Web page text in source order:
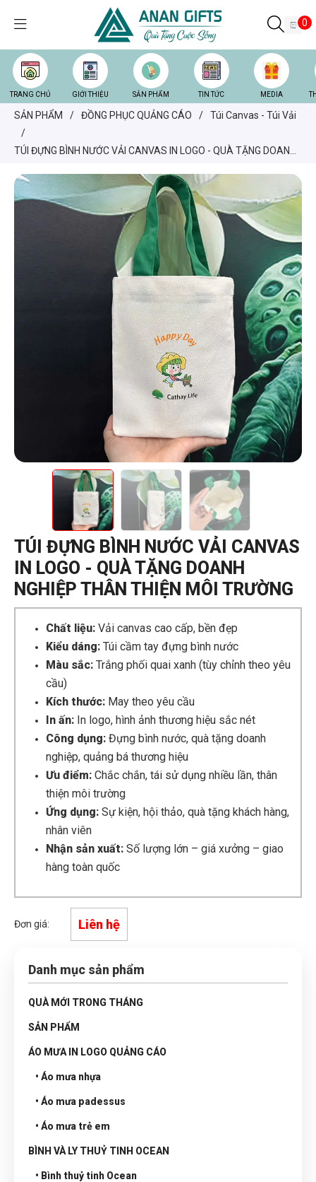
0
TRANG CHỦ GIỚI THIỆU SẢN PHẨM TIN TỨC MEDIA
SẢN PHẨM / ĐỒNG PHỤC QUẢNG CÁO /
Túi Canvas - Túi Vải
/
TÚI ĐỰNG BÌNH NƯỚC VẢI CANVAS IN LOGO - QUÀ TẶNG DOANH
TÚI ĐỰNG BÌNH NƯỚC VẢI CANVAS
IN LOGO - QUÀ TẶNG DOANH
NGHIỆP THÂN THIỆN MÔI TRƯỜNG
Chất liệu:Vải canvas cao cấp, bền đẹp
Kiểu dáng:Túi cầm tay đựng bình nước
Màu sắc:Trắng phối quai xanh (tùy chỉnh theo yêu
cầu)
Kích thước:May theo yêu cầu
In ấn:In logo, hình ảnh thương hiệu sắc nét
Công dụng:Đựng bình nước, quà tặng doanh
nghiệp, quảng bá thương hiệu
Ưu điểm:Chắc chắn, tái sử dụng nhiều lần, thân
thiện môi trường
Ứng dụng:Sự kiện, hội thảo, quà tặng khách hàng,
nhân viên
Nhận sản xuất:Số lượng lớn – giá xưởng – giao
hàng toàn quốc
Đơn giá: Liên hệ
Danh mục sản phẩm
QUÀ MỚI TRONG THÁNG
SẢN PHẨM
ÁO MƯA IN LOGO QUẢNG CÁO
• Áo mưa nhựa
• Áo mưa padessus
• Áo mưa trẻ em
BÌNH VÀ LY THUỶ TINH OCEAN
• Bình thuỷ tinh Ocean